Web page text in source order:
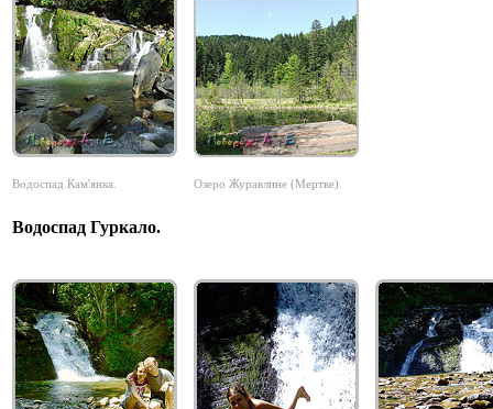
Водоспад Кам'янка. Озеро Журавлине (Мертве).
Водоспад Гуркало.